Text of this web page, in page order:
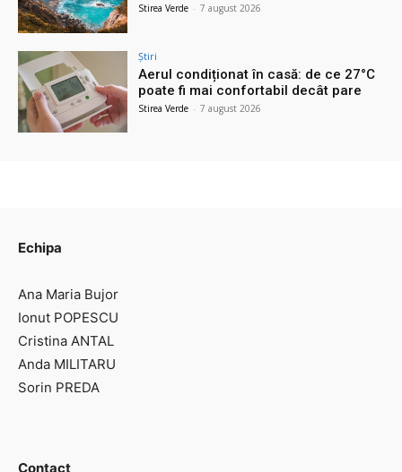
Stirea Verde - 7 august 2026
Știri
Aerul condiționat în casă: de ce 27°C
poate fi mai confortabil decât pare
Stirea Verde - 7 august 2026
Echipa
Ana Maria Bujor
Ionut POPESCU
Cristina ANTAL
Anda MILITARU
Sorin PREDA
Contact